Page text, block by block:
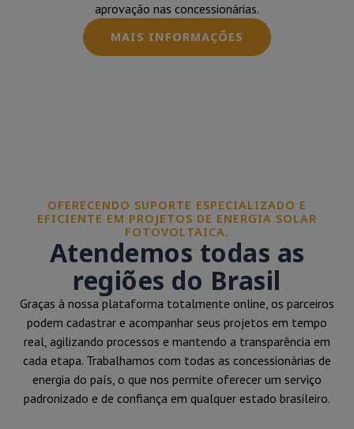
aprovação nas concessionárias.
MAIS INFORMAÇÕES
OFERECENDO SUPORTE ESPECIALIZADO E
EFICIENTE EM PROJETOS DE ENERGIA SOLAR
FOTOVOLTAICA.
Atendemos todas as
regiões do Brasil
Graças à nossa plataforma totalmente online, os parceiros
podem cadastrar e acompanhar seus projetos em tempo
real, agilizando processos e mantendo a transparência em
cada etapa. Trabalhamos com todas as concessionárias de
energia do país, o que nos permite oferecer um serviço
padronizado e de confiança em qualquer estado brasileiro.